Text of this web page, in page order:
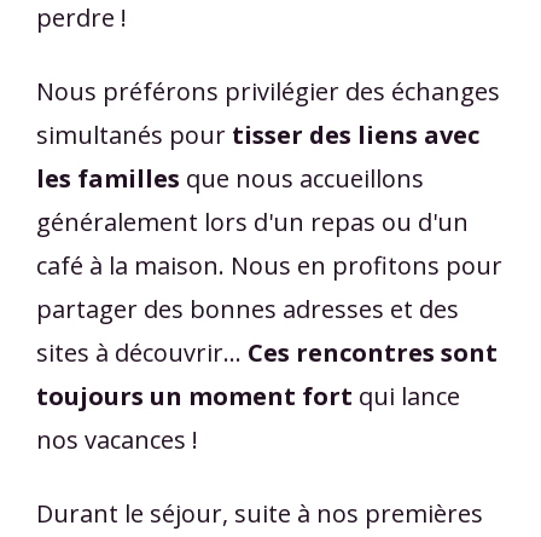
perdre !
Nous préférons privilégier des échanges
simultanés pour tisser des liens avec
les familles que nous accueillons
généralement lors d'un repas ou d'un
café à la maison. Nous en profitons pour
partager des bonnes adresses et des
sites à découvrir... Ces rencontres sont
toujours un moment fort qui lance
nos vacances !
Durant le séjour, suite à nos premières